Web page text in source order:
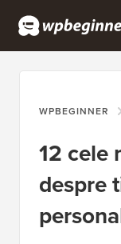
WPBEGINNER
12 cele
despre